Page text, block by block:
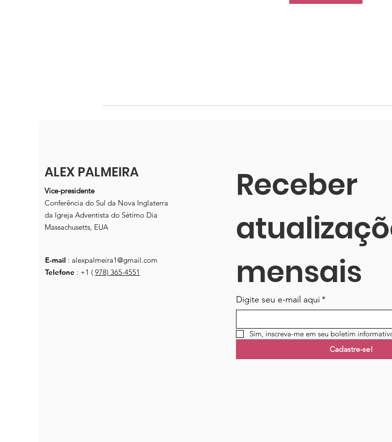
ALEX PALMEIRA
Vice-presidente
Conferência do Sul da Nova Inglaterra
da Igreja Adventista do Sétimo Dia
Massachusetts, EUA
E-mail : alexpalmeira1@gmail.com
Telefone : +1 ( 978) 365-4551
Receber
mensais
Digite seu e-mail aqui *
Sim, inscreva-me em seu boletim
Cadastre-se!